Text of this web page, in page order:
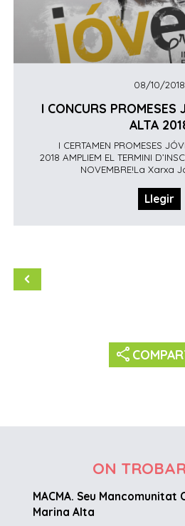
08/10/2018
I CONCURS PROMESES
ALTA
I CERTAMEN PROMESES
2018 AMPLIEM EL TERMINI
NOVEMBRE!La Xarxa
Llegir
share
ON
MACMA. Seu Mancomunitat
Marina Alta